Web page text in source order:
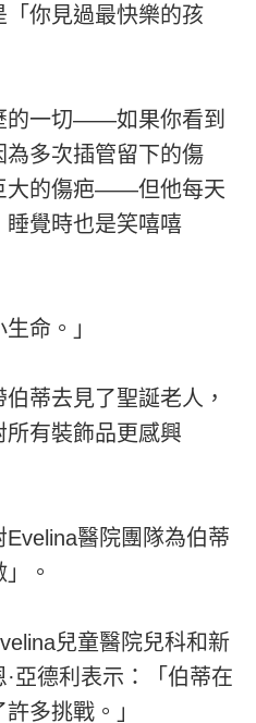
你見過最快樂的孩
的一切——如果你看到
多次插管留下的傷
大的傷疤——但他每天
睡覺時也是笑嘻嘻
命。」
蒂去見了聖誕老人，
有裝飾品更感興
醫院團隊為伯蒂
。
兒童醫院兒科和新
亞德利表示：「伯蒂在
多挑戰。」